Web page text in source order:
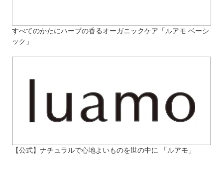
すべてのかたにハーブの香るオーガニックケア「ルアモ ベーシ
ック」
【公式】ナチュラルで心地よいものを世の中に 「ルアモ」